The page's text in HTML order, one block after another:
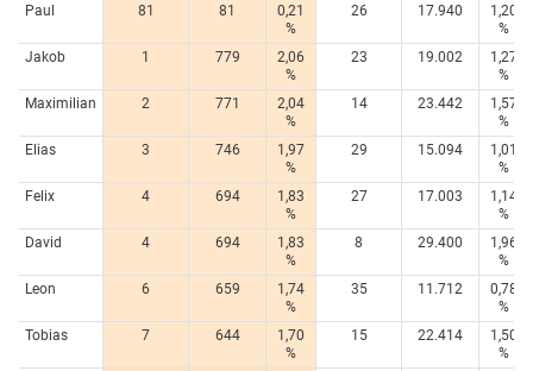
Paul
81 81
0,21
%
26 17.940
1,20
%
Jakob
1 779
2,06
%
23 19.002
1,27
%
Maximilian
2 771
2,04
%
14 23.442
1,57
%
Elias
3 746
1,97
%
29 15.094
1,01
%
Felix
4 694
1,83
%
27 17.003
1,14
%
David
4 694
1,83
%
8 29.400
1,96
%
Leon
6 659
1,74
%
35 11.712
0,78
%
Tobias
7 644
1,70
%
15 22.414
1,50
%